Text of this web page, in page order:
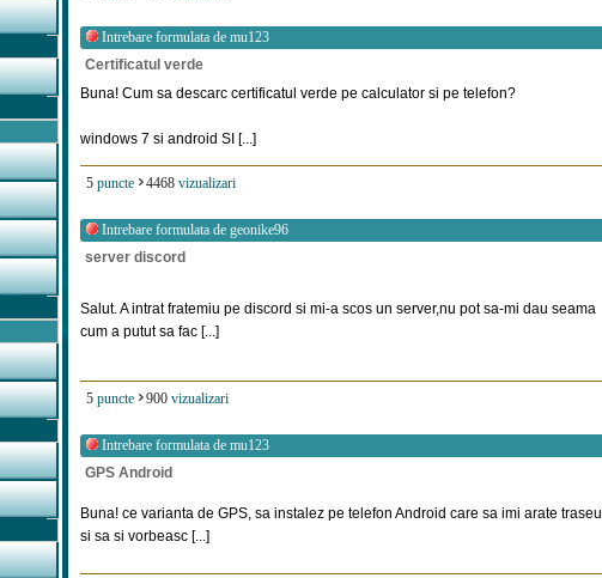
Intrebare formulata de mu123
Certificatul verde
Buna! Cum sa descarc certificatul verde pe calculator si pe telefon?
windows 7 si android SI [...]
5 puncte 4468 vizualizari
Intrebare formulata de geonike96
server discord
Salut. A intrat fratemiu pe discord si mi-a scos un server,nu pot sa-mi dau seama
cum a putut sa fac [...]
5 puncte 900 vizualizari
Intrebare formulata de mu123
GPS Android
Buna! ce varianta de GPS, sa instalez pe telefon Android care sa imi arate traseul
si sa si vorbeasc [...]